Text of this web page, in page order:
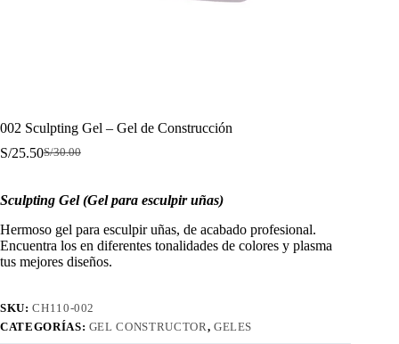
002 Sculpting Gel – Gel de Construcción
S/30.00
El
era:
S/30.00.
S/25.50El
es:
S/25.50.
Sculpting Gel (Gel para esculpir uñas)
Hermoso gel para esculpir uñas, de acabado profesional.
Encuentra los en diferentes tonalidades de colores y plasma
tus mejores diseños.
SKU:CH110-002
CATEGORÍAS: GEL CONSTRUCTOR, GELES